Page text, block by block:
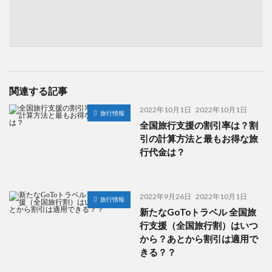
関連する記事
旅行情報 2022年10月1日 2022年10月1日
全国旅行支援の割引率は？割
引の計算方法と最もお得な旅
行代金は？
旅行情報 2022年9月26日 2022年10月1日
新たなGoToトラベル 全国旅
行支援（全国旅行割）はいつ
から？あとから割引は適用で
きる？？